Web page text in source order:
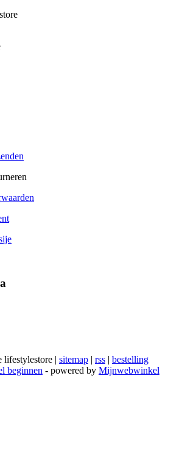
| sitemap | rss | bestelling
beginnen - powered by Mijnwebwinkel